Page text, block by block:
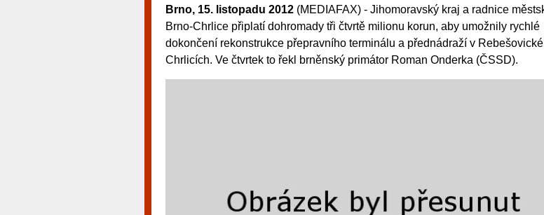
Brno, 15. listopadu 2012 (MEDIAFAX) - Jihomoravský kraj a radnice
Brno-Chrlice připlatí dohromady tři čtvrtě milionu korun, aby umožnily rychlé
dokončení rekonstrukce přepravního terminálu a přednádraží v
Chrlicích. Ve čtvrtek to řekl brněnský primátor Roman Onderka (ČSSD).
Brno je městem známým pro zajímavé
restaurace, divadla a univerzity. Mimo jiné
místem, kde si můžete legálně a bezpečně
různé kasinové hry. V neustále kvetoucí
metropoli naleznete širokou nabídku her